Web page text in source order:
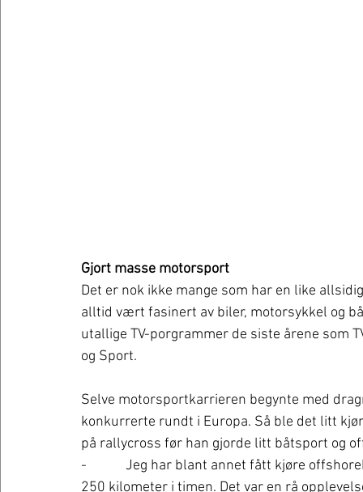
Gjort masse motorsport
Det er nok ikke mange som har en like
alltid vært fasinert av biler, motorsykkel og
utallige TV-porgrammer de siste årene som
og Sport.
Selve motorsportkarrieren begynte med
konkurrerte rundt i Europa. Så ble det litt
på rallycross før han gjorde litt båtsport og
-            Jeg har blant annet fått kjøre
250 kilometer i timen. Det var en rå